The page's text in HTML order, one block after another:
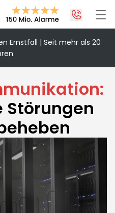
Donnerstag:
Uhr & 13:30 - 17:00 Uhr
Uhr
Ernstfall | Seit mehr als 20
Störungen